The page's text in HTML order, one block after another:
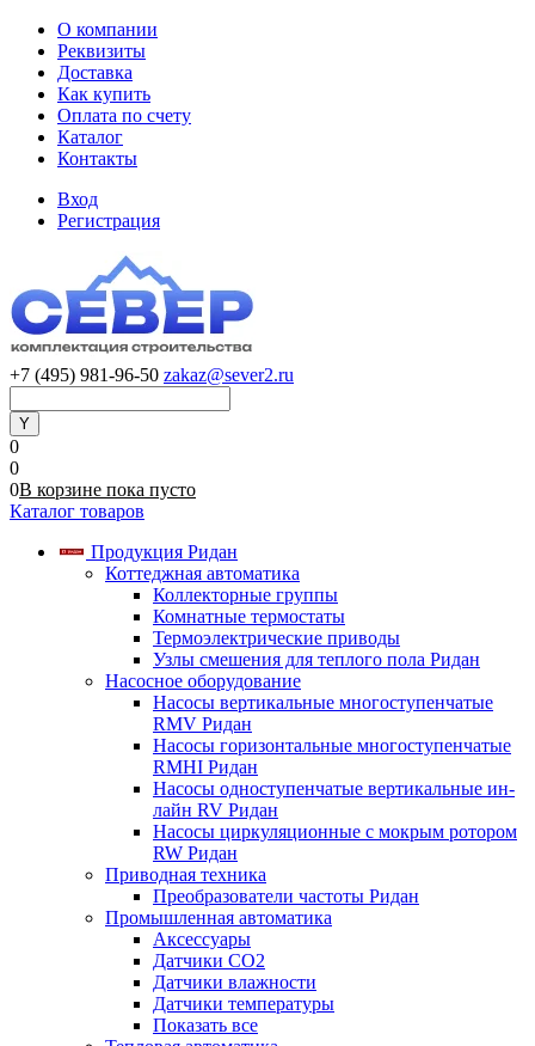
О компании
Реквизиты
Доставка
Как купить
Оплата по счету
Каталог
Контакты
Вход
Регистрация
+7 (495) 981-96-50 zakaz@sever2.ru
0
0
0В корзине пока пусто
Каталог товаров
Продукция Ридан
Коттеджная автоматика
Коллекторные группы
Комнатные термостаты
Термоэлектрические приводы
Узлы смешения для теплого пола Ридан
Насосное оборудование
Насосы вертикальные многоступенчатые
RMV Ридан
Насосы горизонтальные многоступенчатые
RMHI Ридан
Насосы одноступенчатые вертикальные ин-
лайн RV Ридан
Насосы циркуляционные с мокрым ротором
RW Ридан
Приводная техника
Преобразователи частоты Ридан
Промышленная автоматика
Аксессуары
Датчики CO2
Датчики влажности
Датчики температуры
Показать все